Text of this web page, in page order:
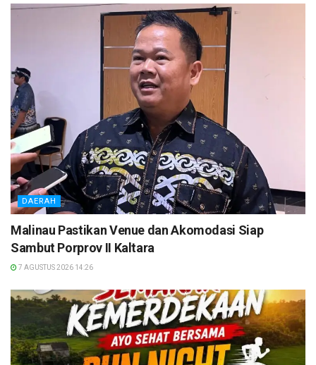
DAERAH
Malinau Pastikan Venue dan Akomodasi Siap
Sambut Porprov II Kaltara
7 AGUSTUS 2026 14:26